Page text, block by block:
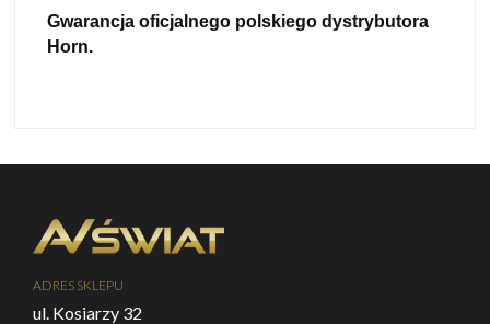
Gwarancja oficjalnego polskiego dystrybutora
Horn.
ADRES SKLEPU
ul. Kosiarzy 32